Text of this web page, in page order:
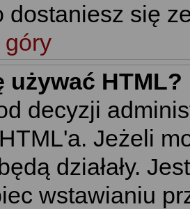
dostaniesz się
góry
używać HTML?
decyzji
Jeżeli
działały.
wstawianiu